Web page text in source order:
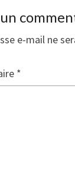
e-mail ne
*